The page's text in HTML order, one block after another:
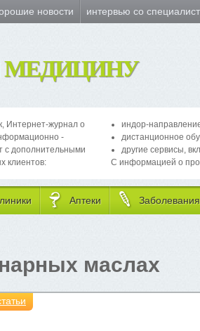
новости интервью со
МЕДИЦИНУ
Интернет-журнал о
-
с дополнительными
клиентов:
индор-
дистанционное
другие сервисы,
С информацией о
Аптеки Заболевания
маслах